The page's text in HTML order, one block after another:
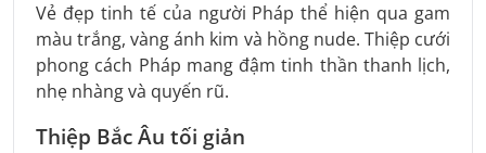
Vẻ đẹp tinh tế của người Pháp thể hiện qua gam
màu trắng, vàng ánh kim và hồng nude. Thiệp cưới
phong cách Pháp mang đậm tinh thần thanh lịch,
nhẹ nhàng và quyến rũ.
Thiệp Bắc Âu tối giản